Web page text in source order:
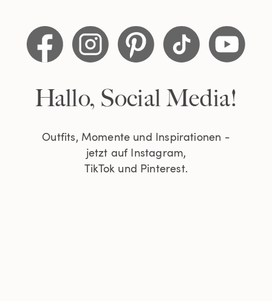
Hallo, Social Media!
Outfits, Momente und Inspirationen -
jetzt auf Instagram,
TikTok und Pinterest.